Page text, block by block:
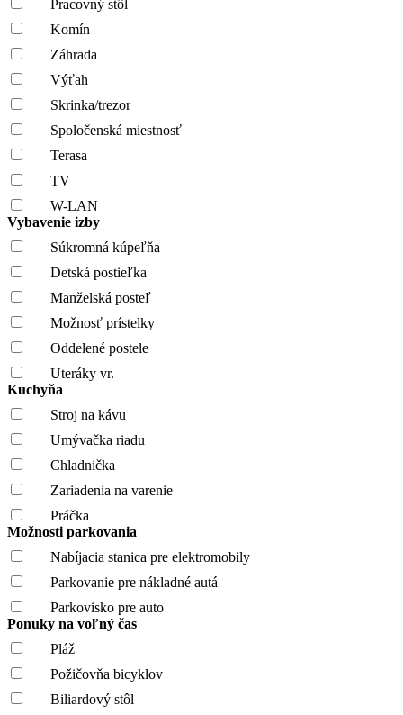
Pracovný stôl
Komín
Záhrada
Výťah
Skrinka/trezor
Spoločenská miestnosť
Terasa
TV
W-LAN
Vybavenie izby
Súkromná kúpeľňa
Detská postieľka
Manželská posteľ
Možnosť prístelky
Oddelené postele
Uteráky vr.
Kuchyňa
Stroj na kávu
Umývačka riadu
Chladnička
Zariadenia na varenie
Práčka
Možnosti parkovania
Nabíjacia stanica pre elektromobily
Parkovanie pre nákladné autá
Parkovisko pre auto
Ponuky na voľný čas
Pláž
Požičovňa bicyklov
Biliardový stôl